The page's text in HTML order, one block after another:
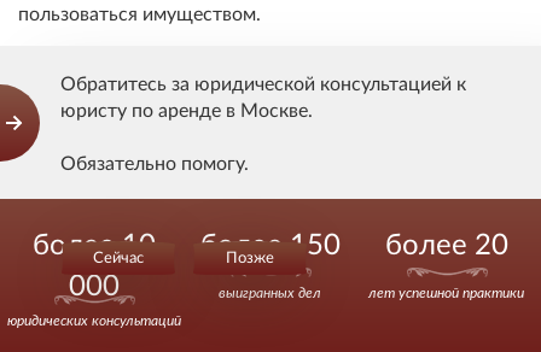
пользоваться имуществом.
договорную неустойку за то, что фактическое
пользование имуществом не было оплачено.
До какого моменда Арендодатель может исчислять
Показать ответ
Обратитесь за юридической консультацией к
юристу по аренде в Москве.
Обязательно помогу.
Сейчас Позже
более 10
000
юридических консультаций
более 150
выигранных дел
более 20
лет успешной практики